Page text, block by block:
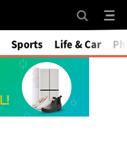
Mute
Sports Life & Car